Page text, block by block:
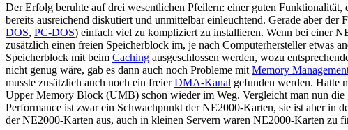
Der Erfolg beruhte auf drei wesentlichen Pfeilern: einer guten Funktionalität,
bereits ausreichend diskutiert und unmittelbar einleuchtend. Gerade aber
DOS, PC-DOS) einfach viel zu kompliziert zu installieren. Wenn bei einer
zusätzlich einen freien Speicherblock im, je nach Computerhersteller etwas
Speicherblock mit beim Caching ausgeschlossen werden, wozu
nicht genug wäre, gab es dann auch noch Probleme mit Memory
musste zusätzlich auch noch ein freierDMA-Kanal gefunden werden. Hatte
Upper Memory Block (UMB) schon wieder im Weg. Vergleicht man nun die
Performance ist zwar ein Schwachpunkt der NE2000-Karten, sie ist aber in
der NE2000-Karten aus, auch in kleinen Servern waren NE2000-Karten zu